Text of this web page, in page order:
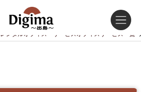
レンタルオフィス・サービスオフィスサービス一覧